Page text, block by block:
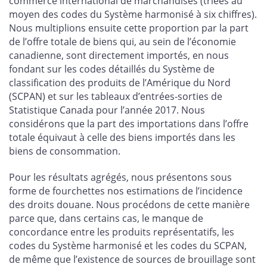
moyen des codes du Système harmonisé à six chiffres).
Nous multiplions ensuite cette proportion par la part
de l’offre totale de biens qui, au sein de l’économie
canadienne, sont directement importés, en nous
fondant sur les codes détaillés du Système de
classification des produits de l’Amérique du Nord
(SCPAN) et sur les tableaux d’entrées-sorties de
Statistique Canada pour l’année 2017. Nous
considérons que la part des importations dans l’offre
totale équivaut à celle des biens importés dans les
biens de consommation.
Pour les résultats agrégés, nous présentons sous
forme de fourchettes nos estimations de l’incidence
des droits douane. Nous procédons de cette manière
parce que, dans certains cas, le manque de
concordance entre les produits représentatifs, les
codes du Système harmonisé et les codes du SCPAN,
de même que l’existence de sources de brouillage sont